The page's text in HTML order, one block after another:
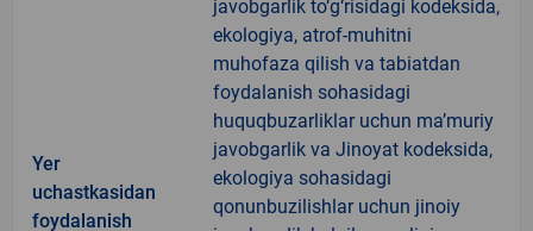
Yer
uchastkasidan
foydalanish
javobgarlik to‘g‘risidagi kodeksida,
ekologiya, atrof-muhitni
muhofaza qilish va tabiatdan
foydalanish sohasidagi
huquqbuzarliklar uchun ma’muriy
javobgarlik va Jinoyat kodeksida,
ekologiya sohasidagi
qonunbuzilishlar uchun jinoiy